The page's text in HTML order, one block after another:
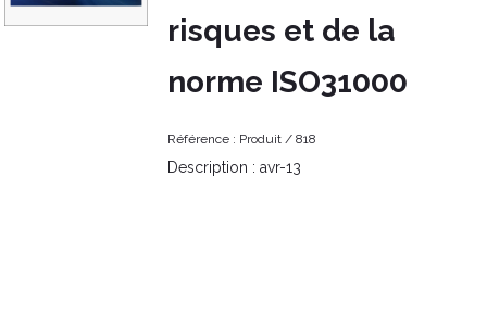
risques et de la
norme ISO31000
Référence : Produit / 818
Description : avr-13